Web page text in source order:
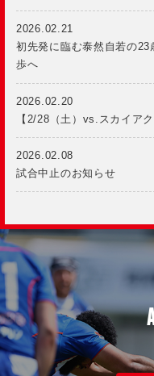
2026.02.21
初先発に臨む泰然自若の
歩へ
2026.02.20
【2/28（土）vs.スカイア
2026.02.08
試合中止のお知らせ